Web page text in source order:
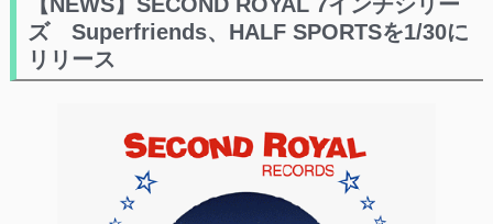
ズ Superfriends、HALF SPORTSを1/30に
リリース